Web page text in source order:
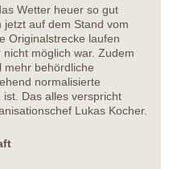
Wetter heuer so gut
jetzt auf dem Stand vom
Originalstrecke laufen
möglich war. Zudem
mehr behördliche
normalisierte
Das alles verspricht
Lukas Kocher.